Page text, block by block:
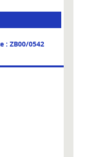
: ZB00/0542